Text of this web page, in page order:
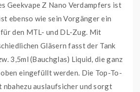
Geekvape Z Nano Verdampfers ist
ebenso wie sein Vorgänger ein
den MTL- und DL-Zug. Mit
Gläsern fasst der Tank
3,5ml (Bauchglas) Liquid, die ganz
eingefüllt werden. Die Top-To-
auslaufsicher und sorgt